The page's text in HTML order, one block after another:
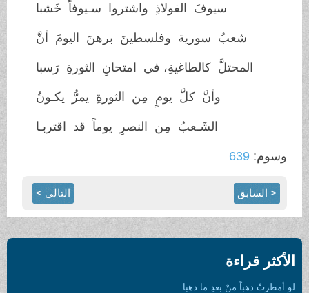
سيوفَ الفولاذِ واشتروا سـيوفاً خَشبا
شعبُ سورية وفلسطينَ برهنَ اليومَ أنَّ
المحتلَّ كالطاغيةِ، في امتحانِ الثورةِ رَسبا
وأنَّ كلَّ يومٍ مِن الثورةِ يمرُّ يكـونُ
الشَـعبُ مِن النصرِ يوماً قد اقتربـا
وسوم:639
< السابق التالي >
الأكثر قراءة
لو أمطرتْ ذهباً منْ بعدِ ما ذهبا